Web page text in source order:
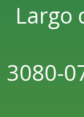
Largo
3080-